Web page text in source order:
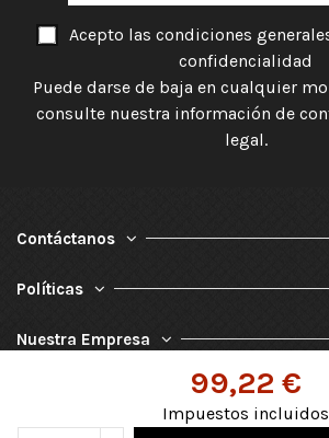
99,22 €
Impuestos incluidos
Acepto las condiciones
confidencialidad
Puede darse de baja en cualquier
consulte nuestra información de
legal.
Contáctanos
Políticas
Nuestra Empresa